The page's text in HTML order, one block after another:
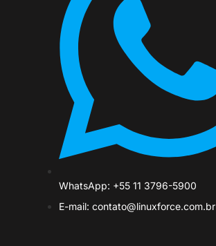
WhatsApp: +55 11 3796-5900
E-mail: contato@linuxforce.com.br